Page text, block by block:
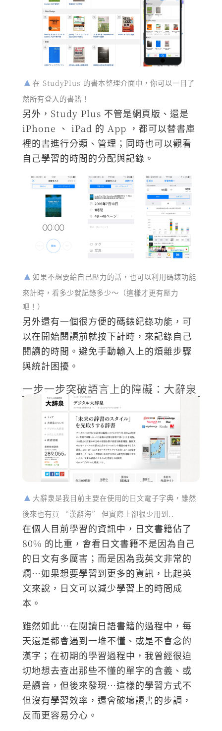
在 StudyPlus 的書本整理介面中，你可以一目了
然所有登入的書籍！
另外，Study Plus 不管是網頁版、還是
iPhone 、 iPad 的 App ，都可以替書庫
裡的書進行分類、管理；同時也可以觀看
自己學習的時間的分配與記錄。
如果不想要給自己壓力的話，也可以利用碼錶功能
來計時，看多少就記錄多少～（這樣才更有壓力
吧！）
另外還有一個很方便的碼錶紀錄功能，可
以在開始閱讀前就按下計時，來記錄自己
閱讀的時間。避免手動輸入上的煩雜步驟
與統計困擾。
一步一步突破語言上的障礙：大辭泉
大辭泉是我目前主要在使用的日文電子字典，雖然
後來也有買 “漢辭海” 但實際上卻很少用到..
在個人目前學習的資訊中，日文書籍佔了
80% 的比重，會看日文書籍不是因為自己
的日文有多厲害；而是因為我英文非常的
爛…如果想要學習到更多的資訊，比起英
文來說，日文可以減少學習上的時間成
本。
雖然如此…在閱讀日語書籍的過程中，每
天還是都會遇到一堆不懂、或是不會念的
漢字；在初期的學習過程中，我曾經很迫
切地想去查出那些不懂的單字的含義、或
是讀音，但後來發現…這樣的學習方式不
但沒有學習效率，還會破壞讀書的步調，
反而更容易分心。